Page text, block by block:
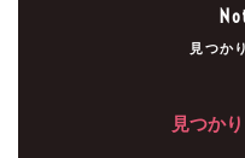
見つか
見つか